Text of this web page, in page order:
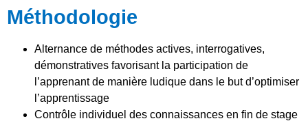
Méthodologie
Alternance de méthodes actives, interrogatives,
démonstratives favorisant la participation de
l’apprenant de manière ludique dans le but d’optimiser
l’apprentissage
Contrôle individuel des connaissances en fin de stage